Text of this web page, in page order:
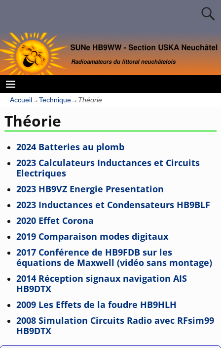
Accueil→Technique→ Théorie
Théorie
2024 Batteries au plomb
2023 Calculateurs Inductances et Circuits
Electriques
2023 HB9VZ Energie Presentation
2023 Inductances et Condensateurs HB9BLF
2020 Effet Corona
2019 Comparaison modes digitaux
2017 Conférence de HB9FDB sur les
équations de Maxwell (vidéo sans montage)
2014 Réception signaux navigation AIS
HB9DTX
2009 Les Effets de la foudre HB9HLH
2008 Simulation Circuits Radio avec RFsim99
HB9DTX